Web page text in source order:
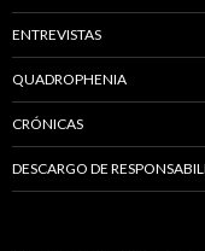
ENTREVISTAS
QUADROPHENIA
CRÓNICAS
DESCARGO DE